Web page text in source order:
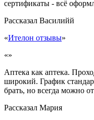
сертификаты - всё
Рассказал Василийй
«Ителон отзывы»
«»
Аптека как аптека.
широкий. График
брать, но всегда можно
Рассказал Мария